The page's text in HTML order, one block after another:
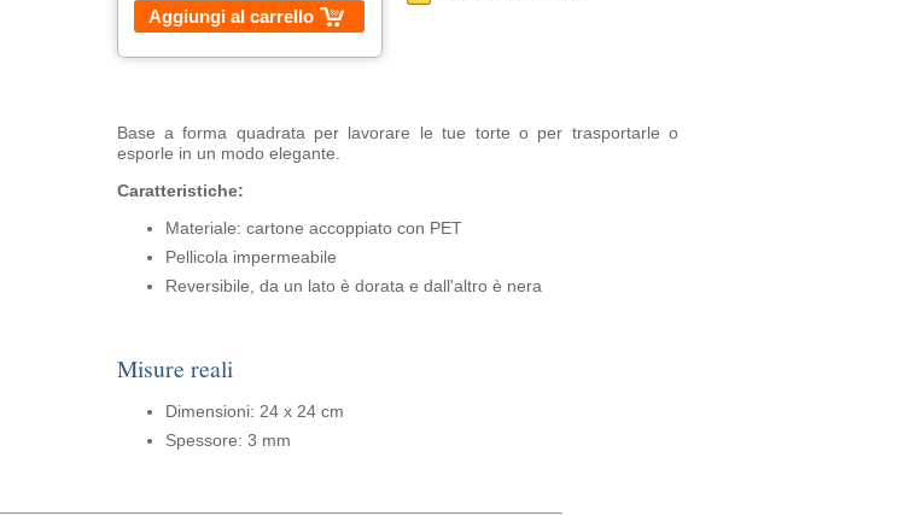
Aggiungi al carrello
Base a forma quadrata per lavorare le tue torte o per trasportarle o
esporle in un modo elegante.
Caratteristiche:
Materiale: cartone accoppiato con PET
Pellicola impermeabile
Reversibile, da un lato è dorata e dall'altro è nera
Misure reali
Dimensioni: 24 x 24 cm
Spessore: 3 mm